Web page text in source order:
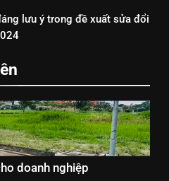
lưu ý trong đề xuất sửa đổi
doanh nghiệp